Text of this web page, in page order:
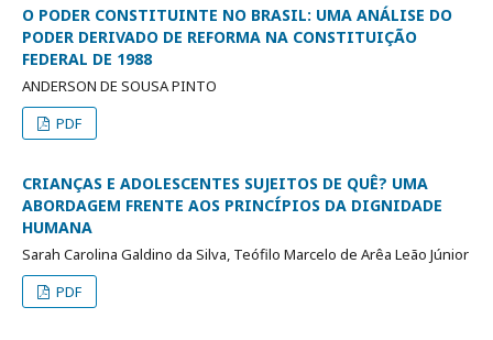
O PODER CONSTITUINTE NO BRASIL: UMA ANÁLISE DO
PODER DERIVADO DE REFORMA NA CONSTITUIÇÃO
FEDERAL DE 1988
ANDERSON DE SOUSA PINTO
PDF
CRIANÇAS E ADOLESCENTES SUJEITOS DE QUÊ? UMA
ABORDAGEM FRENTE AOS PRINCÍPIOS DA DIGNIDADE
HUMANA
Sarah Carolina Galdino da Silva, Teófilo Marcelo de Arêa Leão Júnior
PDF